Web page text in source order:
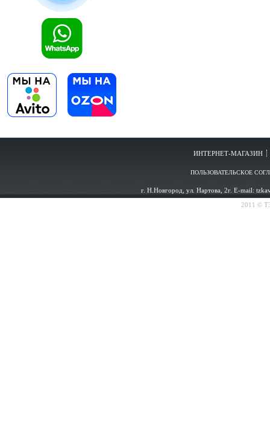
ИНТЕРНЕТ-МАГАЗИН
ПОЛЬЗОВАТЕЛЬСКОЕ
г. Н.Новгород, ул. Нартова, 2г. E-mail:
2011 ©